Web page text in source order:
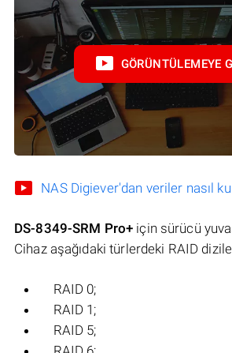
GÖRÜNTÜLEMEYE
NAS Digiever'dan veriler nasıl
DS-8349-SRM Pro+ için sürücü
Cihaz aşağıdaki türlerdeki RAID
RAID 0;
RAID 1;
RAID 5;